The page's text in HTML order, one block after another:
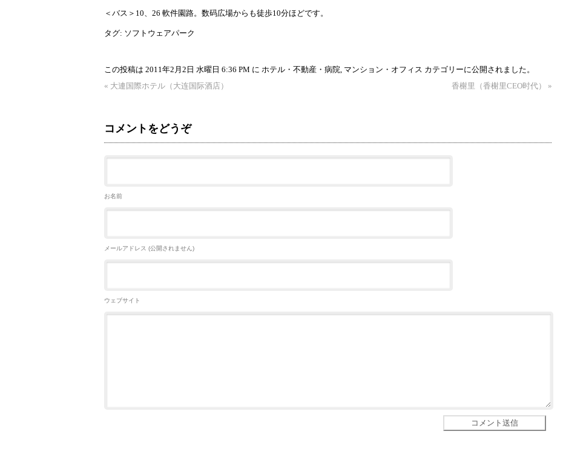
＜バス＞10、26 軟件園路。数码広場からも徒歩10分ほどです。
タグ: ソフトウェアパーク
この投稿は 2011年2月2日 水曜日 6:36 PM に ホテル・不動産・病院, マンション・オフィス カテゴリーに公開されました。
« 大連国際ホテル（大连国际酒店） 香榭里（香榭里CEO时代） »
コメントをどうぞ
お名前
メールアドレス (公開されません)
ウェブサイト